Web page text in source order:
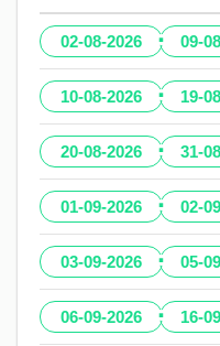
02-08-2026 · 09-
10-08-2026 · 19-
20-08-2026 · 31-
01-09-2026 · 02-
03-09-2026 · 05-
06-09-2026 · 16-